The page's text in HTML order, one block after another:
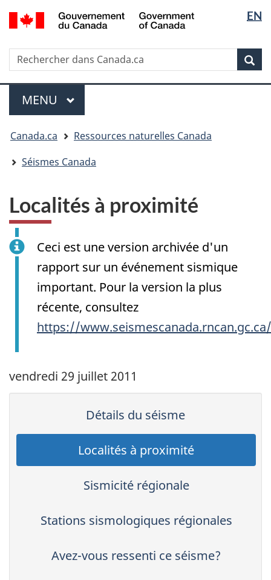
Passer
au
principal
Passer
à
sujet
du
gouvernement »
Passer
à
version
HTML
simplifiée
la
langue
EN
Rechercher
Rechercher
dans
Canada.ca
Menu
MENU PRINCIPAL
êtes
ici
Canada.ca
Ressources naturelles Canada
Séismes Canada
Localités à proximité
Ceci est une version archivée d'un
rapport sur un événement sismique
important. Pour la version la plus
récente, consultez
https://
vendredi 29 juillet 2011
Détails du séisme
Localités à proximité
Sismicité régionale
Stations sismologiques régionales
Avez-vous ressenti ce séisme?